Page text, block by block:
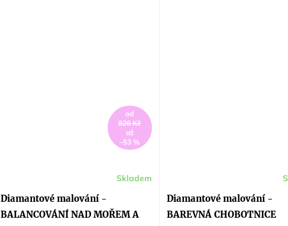
od
826 Kč
až
–53 %
Diamantové malování -
BALANCOVÁNÍ NAD MOŘEM A
produktu
je
5,0
z
Skladem
Diamantové malování -
BAREVNÁ CHOBOTNICE